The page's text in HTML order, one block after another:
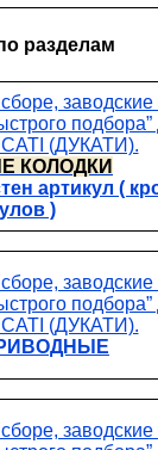
разделам
КОЛОДКИ
артикул (
)